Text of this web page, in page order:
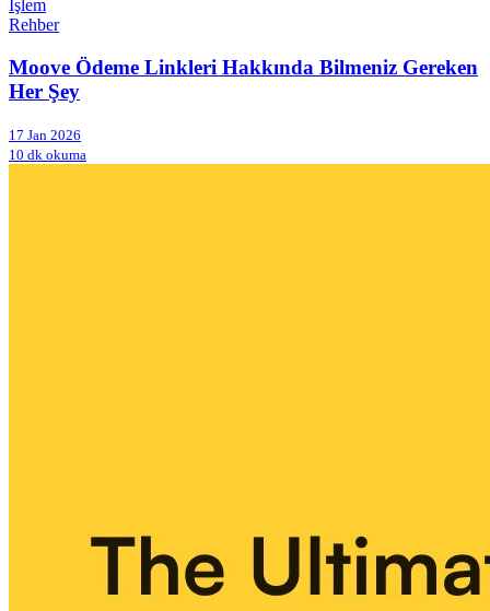
İşlem
Rehber
Moove Ödeme Linkleri Hakkında Bilmeniz Gereken
Her Şey
17 Jan 2026
10 dk okuma